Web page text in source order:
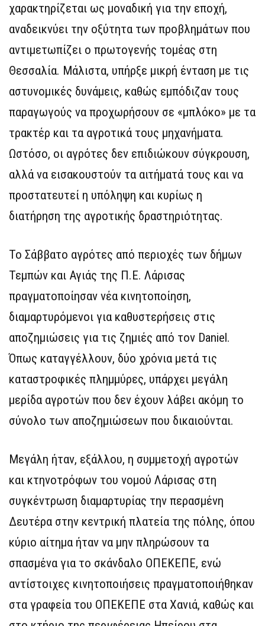
χαρακτηρίζεται ως μοναδική για την εποχή,
αναδεικνύει την οξύτητα των προβλημάτων που
αντιμετωπίζει ο πρωτογενής τομέας στη
Θεσσαλία. Μάλιστα, υπήρξε μικρή ένταση με τις
αστυνομικές δυνάμεις, καθώς εμπόδιζαν τους
παραγωγούς να προχωρήσουν σε «μπλόκο» με τα
τρακτέρ και τα αγροτικά τους μηχανήματα.
Ωστόσο, οι αγρότες δεν επιδιώκουν σύγκρουση,
αλλά να εισακουστούν τα αιτήματά τους και να
προστατευτεί η υπόληψη και κυρίως η
διατήρηση της αγροτικής δραστηριότητας.
Το Σάββατο αγρότες από περιοχές των δήμων
Τεμπών και Αγιάς της Π.Ε. Λάρισας
πραγματοποίησαν νέα κινητοποίηση,
διαμαρτυρόμενοι για καθυστερήσεις στις
αποζημιώσεις για τις ζημιές από τον Daniel.
Όπως καταγγέλλουν, δύο χρόνια μετά τις
καταστροφικές πλημμύρες, υπάρχει μεγάλη
μερίδα αγροτών που δεν έχουν λάβει ακόμη το
σύνολο των αποζημιώσεων που δικαιούνται.
Μεγάλη ήταν, εξάλλου, η συμμετοχή αγροτών
και κτηνοτρόφων του νομού Λάρισας στη
συγκέντρωση διαμαρτυρίας την περασμένη
Δευτέρα στην κεντρική πλατεία της πόλης, όπου
κύριο αίτημα ήταν να μην πληρώσουν τα
σπασμένα για το σκάνδαλο ΟΠΕΚΕΠΕ, ενώ
αντίστοιχες κινητοποιήσεις πραγματοποιήθηκαν
στα γραφεία του ΟΠΕΚΕΠΕ στα Χανιά, καθώς και